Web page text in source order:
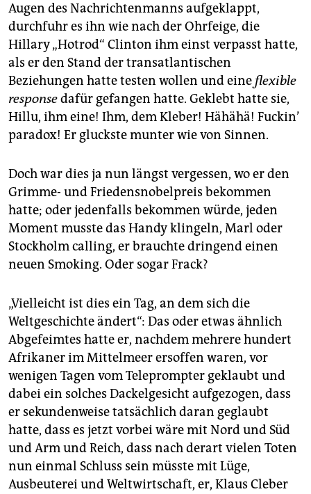
unterstützen
abo
genossenschaft
epaper login
Augen des Nachrichtenmanns aufgeklappt,
durchfuhr es ihn wie nach der Ohrfeige, die
Hillary „Hotrod“ Clinton ihm einst verpasst hatte,
als er den Stand der transatlantischen
Beziehungen hatte testen wollen und eine flexible
responsedafür gefangen hatte. Geklebt hatte sie,
Hillu, ihm eine! Ihm, dem Kleber! Hähähä! Fuckin’
paradox! Er gluckste munter wie von Sinnen.
Doch war dies ja nun längst vergessen, wo er den
Grimme- und Friedensnobelpreis bekommen
hatte; oder jedenfalls bekommen würde, jeden
Moment musste das Handy klingeln, Marl oder
Stockholm calling, er brauchte dringend einen
neuen Smoking. Oder sogar Frack?
„Vielleicht ist dies ein Tag, an dem sich die
Weltgeschichte ändert“: Das oder etwas ähnlich
Abgefeimtes hatte er, nachdem mehrere hundert
Afrikaner im Mittelmeer ersoffen waren, vor
wenigen Tagen vom Teleprompter geklaubt und
dabei ein solches Dackelgesicht aufgezogen, dass
er sekundenweise tatsächlich daran geglaubt
hatte, dass es jetzt vorbei wäre mit Nord und Süd
und Arm und Reich, dass nach derart vielen Toten
nun einmal Schluss sein müsste mit Lüge,
Ausbeuterei und Weltwirtschaft, er, Klaus Cleber